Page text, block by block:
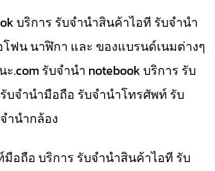
บริการ รับจำนำสินค้าไอที รับจำนำ
ฟน นาฬิกา และ ของแบรนด์เนมต่างๆ
.com รับจำนำ notebook บริการ รับ
บจำนำมือถือ รับจำนำโทรศัพท์ รับ
ำนำกล้อง
อถือ บริการ รับจำนำสินค้าไอที รับ